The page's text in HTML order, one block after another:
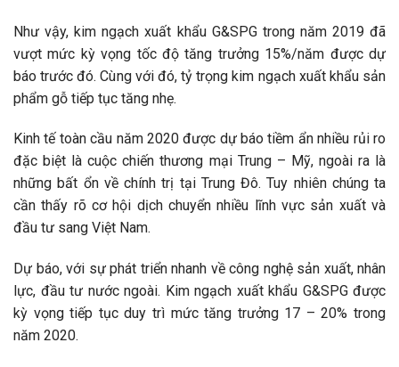
Như vậy, kim ngạch xuất khẩu G&SPG trong năm 2019 đã
vượt mức kỳ vọng tốc độ tăng trưởng 15%/năm được dự
báo trước đó. Cùng với đó, tỷ trọng kim ngạch xuất khẩu sản
phẩm gỗ tiếp tục tăng nhẹ.
Kinh tế toàn cầu năm 2020 được dự báo tiềm ẩn nhiều rủi ro
đặc biệt là cuộc chiến thương mại Trung – Mỹ, ngoài ra là
những bất ổn về chính trị tại Trung Đô. Tuy nhiên chúng ta
cần thấy rõ cơ hội dịch chuyển nhiều lĩnh vực sản xuất và
đầu tư sang Việt Nam.
Dự báo, với sự phát triển nhanh về công nghệ sản xuất, nhân
lực, đầu tư nước ngoài. Kim ngạch xuất khẩu G&SPG được
kỳ vọng tiếp tục duy trì mức tăng trưởng 17 – 20% trong
năm 2020.